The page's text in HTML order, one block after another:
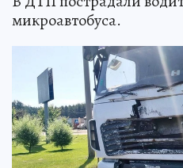
микроавтобуса.